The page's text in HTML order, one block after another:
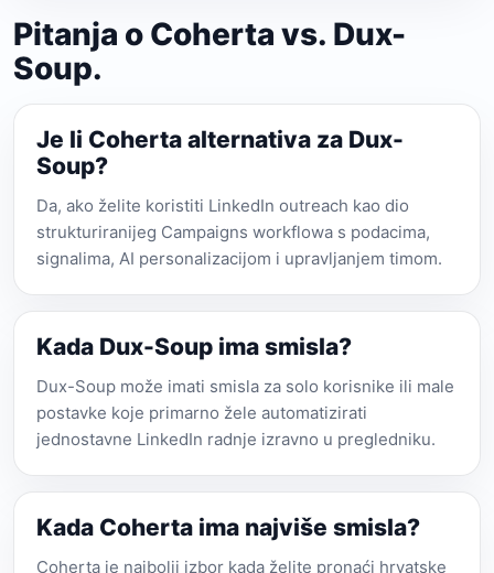
Pitanja o Coherta vs. Dux-
Soup.
Je li Coherta alternativa za Dux-
Soup?
Da, ako želite koristiti LinkedIn outreach kao dio
strukturiranijeg Campaigns workflowa s podacima,
signalima, AI personalizacijom i upravljanjem timom.
Kada Dux-Soup ima smisla?
Dux-Soup može imati smisla za solo korisnike ili male
postavke koje primarno žele automatizirati
jednostavne LinkedIn radnje izravno u pregledniku.
Kada Coherta ima najviše smisla?
Coherta je najbolji izbor kada želite pronaći hrvatske